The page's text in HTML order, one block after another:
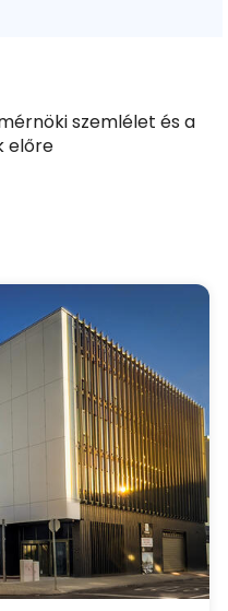
szemlélet és a
előre